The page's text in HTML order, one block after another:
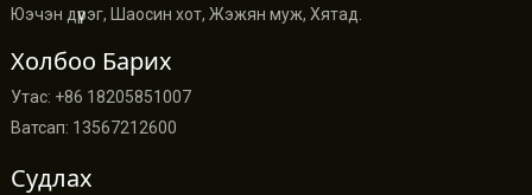
Юэчэн дүүрэг, Шаосин хот, Жэжян муж, Хятад.
Холбоо Барих
Утас: +86 18205851007
Ватсап: 13567212600
Судлах